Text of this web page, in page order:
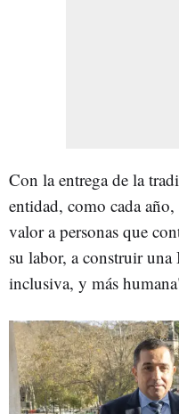
Con la entrega de la
entidad, como cada
valor a personas que
su labor, a construir
inclusiva, y más